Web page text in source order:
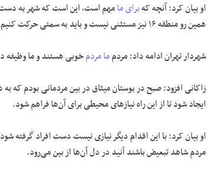
او بیان کرد: آنچه کهبرای مامهم است، این است که شهر به دست
همین رو منطقه ۱۶ نیز مستثنی نیست و باید به سمتی حرکت کنیم که وضعیت زندگی در منطقه ۱۶ بسیار مطلوب شود.
شهردار تهران ادامه داد: مردمما مردمخوبی هستند و ما وظیفه
زاکانی افزود: صبح در بوستان میثاق در بین مردمانی بودم که
ایجاد شود تا از این راه نیاز‌های محیطی برای آن‌ها فراهم شود.
او بیان کرد: با این اقدام دیگر نیازی نیست دست افراد گرفته
مردم شاهد تبعیض باشند آنید در دل آن‌ها از بین می‌رود.